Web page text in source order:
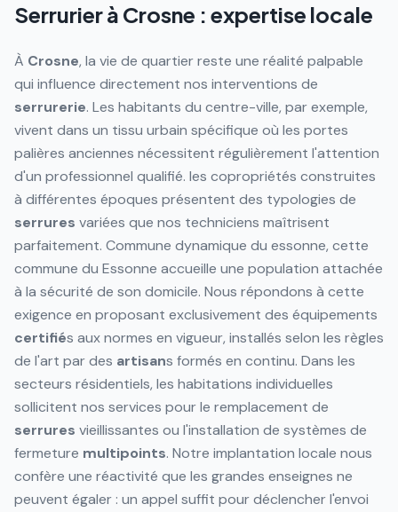
Serrurier à Crosne : expertise locale
À Crosne, la vie de quartier reste une réalité palpable
qui influence directement nos interventions de
serrurerie. Les habitants du centre-ville, par exemple,
vivent dans un tissu urbain spécifique où les portes
palières anciennes nécessitent régulièrement l'attention
d'un professionnel qualifié. les copropriétés construites
à différentes époques présentent des typologies de
serrures variées que nos techniciens maîtrisent
parfaitement. Commune dynamique du essonne, cette
commune du Essonne accueille une population attachée
à la sécurité de son domicile. Nous répondons à cette
exigence en proposant exclusivement des équipements
certifiés aux normes en vigueur, installés selon les règles
de l'art par des artisans formés en continu. Dans les
secteurs résidentiels, les habitations individuelles
sollicitent nos services pour le remplacement de
serrures vieillissantes ou l'installation de systèmes de
fermeture multipoints. Notre implantation locale nous
confère une réactivité que les grandes enseignes ne
peuvent égaler : un appel suffit pour déclencher l'envoi